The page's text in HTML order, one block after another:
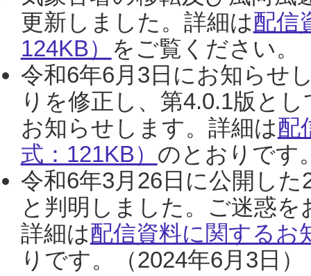
更新しました。詳細は配信
124KB） をご覧ください。
令和6年6月3日にお知らせ
りを修正し、第4.0.1版と
お知らせします。詳細は配
式：121KB） のとおりです
令和6年3月26日に公開し
と判明しました。ご迷惑
詳細は配信資料に関するお
りです。（2024年6月3日）